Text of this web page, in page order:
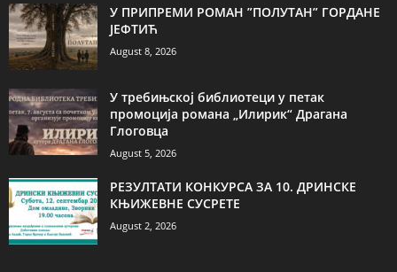
У ПРИПРЕМИ РОМАН ”ПОЛУТАН” ГОРДАНЕ
ЈЕФТИЋ
August 8, 2026
У требињској библиотеци у петак
промоција романа „Илирик“ Драгана
Глоговца
August 5, 2026
РЕЗУЛТАТИ КОНКУРСА ЗА 10. ДРИНСКЕ
КЊИЖЕВНЕ СУСРЕТЕ
August 2, 2026